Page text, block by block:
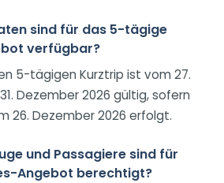
sind für das 5-tägige
verfügbar?
5-tägigen Kurztrip ist vom 27.
Dezember 2026 gültig, sofern
26. Dezember 2026 erfolgt.
und Passagiere sind für
Angebot berechtigt?